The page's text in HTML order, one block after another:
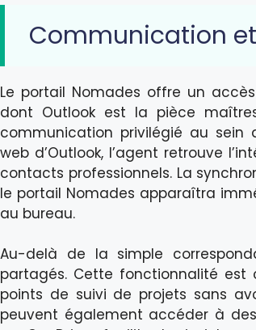
Communication
Le portail Nomades offre un
dont Outlook est la pièce
communication privilégié au sein
web d’Outlook, l’agent retrouve
contacts professionnels. La
le portail Nomades apparaîtra
au bureau.
Au-delà de la simple
partagés. Cette fonctionnalité est
points de suivi de projets sans
peuvent également accéder à